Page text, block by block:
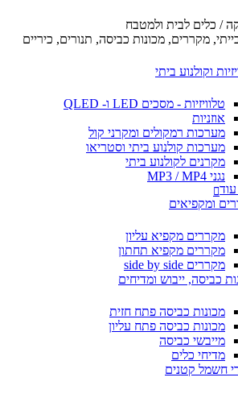
/ כלים לבית ולמטבח
בייתי, מקררים, מכונות כביסה, תנורים, כיריים
וקולנוע ביתי
טלוויזיות - מסכים LED ו- QLED
אוזניות
מערכות רמקולים ומקרני קול
מערכות קולנוע ביתי וסטריאו
מקרנים לקולנוע ביתי
נגני MP3 / MP4

ומקפיאים
מקררים מקפיא עליון
מקררים מקפיא תחתון
מקררים side by side
כביסה, ייבוש ומדיחים
מכונות כביסה פתח חזית
מכונות כביסה פתח עליון
מייבשי כביסה
מדיחי כלים
חשמל קטנים